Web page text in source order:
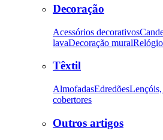
Decoração
Acessórios decorativos
lavaDecoração mural
Têxtil
AlmofadasEdredõesLençóis,
cobertores
Outros artigos